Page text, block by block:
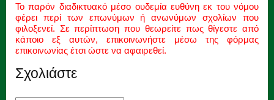
Το παρόν διαδικτυακό μέσο ουδεμία ευθύνη εκ του νόμου
φέρει περί των επωνύμων ή ανωνύμων σχολίων που
φιλοξενεί. Σε περίπτωση που θεωρείτε πως θίγεστε από
κάποιο εξ αυτών, επικοινωνήστε μέσω της φόρμας
επικοινωνίας έτσι ώστε να αφαιρεθεί.
Σχολιάστε